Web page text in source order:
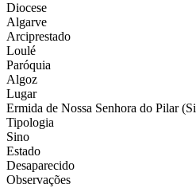
Diocese
Algarve
Arciprestado
Loulé
Paróquia
Algoz
Lugar
Ermida de Nossa Senhora do Pilar
Tipologia
Sino
Estado
Desaparecido
Observações